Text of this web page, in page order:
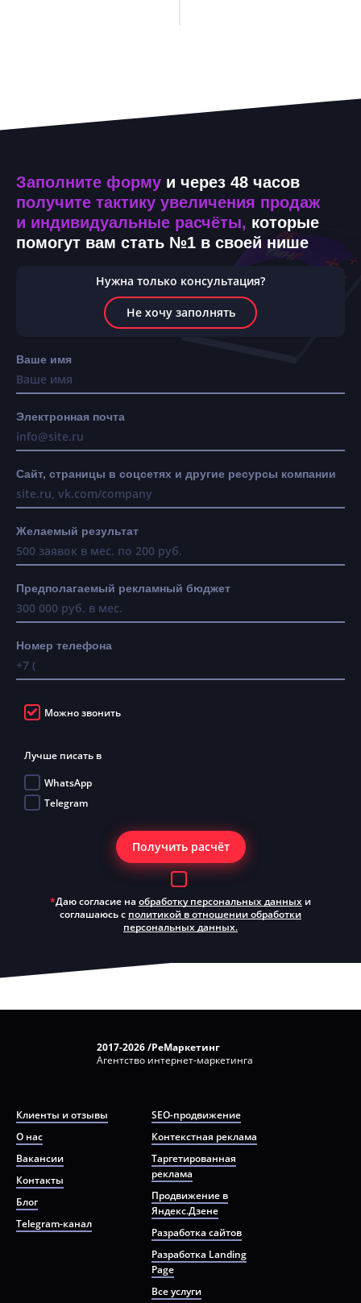
Заполните форму и через 48 часов
получите тактику увеличения продаж
и индивидуальные расчёты, которые
помогут вам стать №1 в своей нише
Нужна только консультация?
Не хочу заполнять
Ваше имя
Электронная почта
Сайт, страницы в соцсетях и другие ресурсы компании
Желаемый результат
Предполагаемый рекламный бюджет
Номер телефона
Можно звонить
Лучше писать в
WhatsApp
Telegram
*Даю согласие на обработку персональных данных и
соглашаюсь с политикой в отношении обработки
персональных данных.
Получить расчёт
2017-2026 /РеМаркетинг
Агентство интернет-маркетинга
Клиенты и отзывы
О нас
Вакансии
Контакты
Блог
Telegram-канал
SEO-продвижение
Контекстная реклама
Таргетированная
реклама
Продвижение в
Яндекс.Дзене
Разработка сайтов
Разработка Landing
Page
Все услуги